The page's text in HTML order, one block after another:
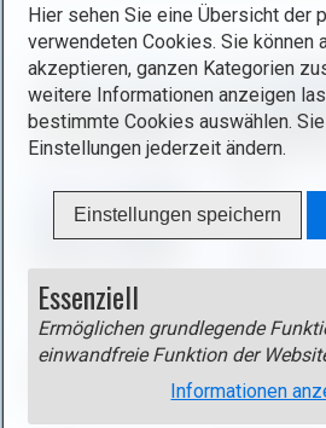
t
b
o
x
ö
f
f
n
e
n
o
p
e
n
i
l
d
i
n
i
g
o
x
ö
Hier sehen Sie eine Übersicht der
verwendeten Cookies. Sie können
akzeptieren, ganzen Kategorien
weitere Informationen anzeigen
bestimmte Cookies auswählen.
Einstellungen jederzeit ändern.
Einstellungen speichern
Essenziell
Ermöglichen grundlegende
einwandfreie Funktion der
Informationen